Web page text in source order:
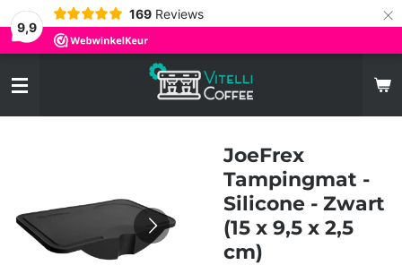
9,9
169 Reviews ×
JoeFrex
Tampingmat -
Silicone - Zwart
(15 x 9,5 x 2,5
cm)